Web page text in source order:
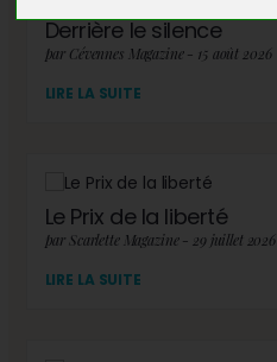
Derrière le silence
par Cévennes Magazine - 15 août 2026
LIRE LA SUITE
Le Prix de la liberté
par Scarlette Magazine - 29 juillet 2026
LIRE LA SUITE